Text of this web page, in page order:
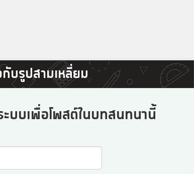
บรูปสามเหลี่ยม
บบเพื่อโพสต์ในบทสนทนานี้